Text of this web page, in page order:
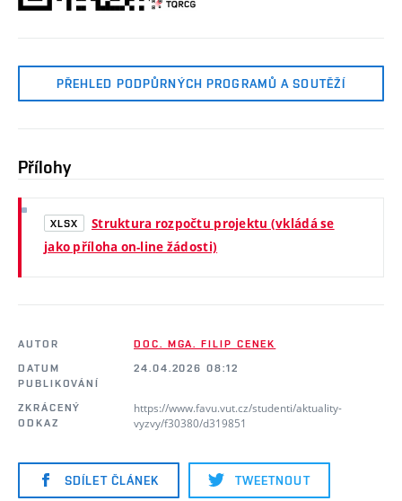
PŘEHLED PODPŮRNÝCH PROGRAMŮ A SOUTĚŽÍ
Přílohy
XLSX
Struktura rozpočtu projektu (vkládá se
jako příloha on-line žádosti)
AUTOR
DOC. MGA. FILIP CENEK
DATUM
PUBLIKOVÁNÍ
24.04.2026 08:12
ZKRÁCENÝ
ODKAZ
https://www.favu.vut.cz/studenti/aktuality-
vyzvy/f30380/d319851
SDÍLET ČLÁNEK TWEETNOUT